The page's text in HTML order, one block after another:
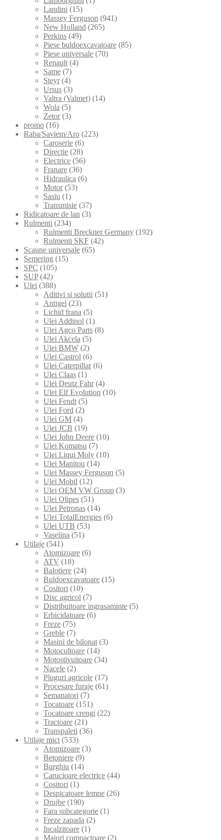
Landini (15)
Massey Ferguson (941)
New Holland (265)
Perkins (49)
Piese buldoexcavatoare (85)
Piese universale (70)
Renault (4)
Same (7)
Steyr (4)
Ursus (3)
Valtra (Valmet) (14)
Wola (5)
Zetor (3)
promo (16)
Raba/Saviem/Aro (223)
Caroserie (6)
Directie (28)
Electrice (56)
Franare (36)
Hidraulica (6)
Motor (53)
Sasiu (1)
Transmisie (37)
Ridicatoare de lan (3)
Rulmenti (234)
Rulmenti Breckner Germany (192)
Rulmenti SKF (42)
Scaune universale (65)
Semering (15)
SPC (105)
SUP (42)
Ulei (388)
Aditivi si solutii (51)
Antigel (23)
Lichid frana (5)
Ulei Addinol (1)
Ulei Agco Parts (8)
Ulei Akcela (5)
Ulei BMW (2)
Ulei Castrol (6)
Ulei Caterpillar (6)
Ulei Claas (1)
Ulei Deutz Fahr (4)
Ulei Elf Evolution (10)
Ulei Fendt (5)
Ulei Ford (2)
Ulei GM (4)
Ulei JCB (19)
Ulei John Deere (10)
Ulei Komatsu (7)
Ulei Liqui Moly (10)
Ulei Manitou (14)
Ulei Massey Ferguson (5)
Ulei Mobil (12)
Ulei OEM VW Group (3)
Ulei Olipes (51)
Ulei Petronas (14)
Ulei TotalEnergies (6)
Ulei UTB (53)
Vaselina (51)
Utilaje (541)
Atomizoare (6)
ATV (18)
Balotiere (24)
Buldoexcavatoare (15)
Cositori (10)
Disc agricol (7)
Distribuitoare ingrasaminte (5)
Erbicidatoare (6)
Freze (75)
Greble (7)
Masini de bilonat (3)
Motocultoare (14)
Motostivuitoare (34)
Nacele (2)
Pluguri agricole (17)
Procesare furaje (61)
Semanatori (7)
Tocatoare (151)
Tocatoare crengi (22)
Tractoare (21)
Transpaleti (36)
Utilaje mici (533)
Atomizoare (3)
Betoniere (9)
Burghiu (14)
Carucioare electrice (44)
Cositori (1)
Despicatoare lemne (26)
Drujbe (190)
Fara subcategorie (1)
Freze zapada (2)
Incalzitoare (1)
Maiuri compactoare (2)